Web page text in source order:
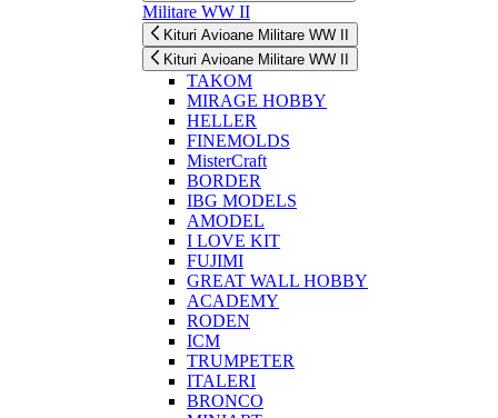
Militare WW II
Kituri Avioane Militare WW II
Kituri Avioane Militare WW II
TAKOM
MIRAGE HOBBY
HELLER
FINEMOLDS
MisterCraft
BORDER
IBG MODELS
AMODEL
I LOVE KIT
FUJIMI
GREAT WALL HOBBY
ACADEMY
RODEN
ICM
TRUMPETER
ITALERI
BRONCO